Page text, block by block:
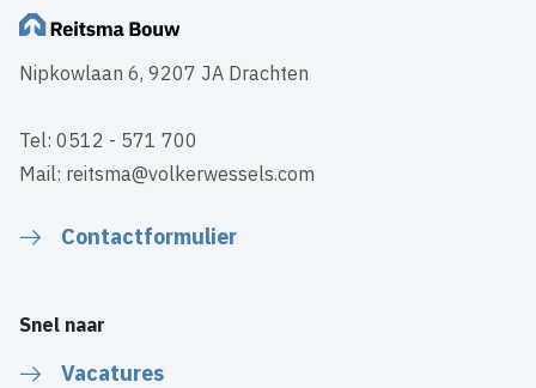
Nipkowlaan 6, 9207 JA Drachten
Tel: 0512 - 571 700
Mail: reitsma@volkerwessels.com
Contactformulier
Snel naar
Vacatures